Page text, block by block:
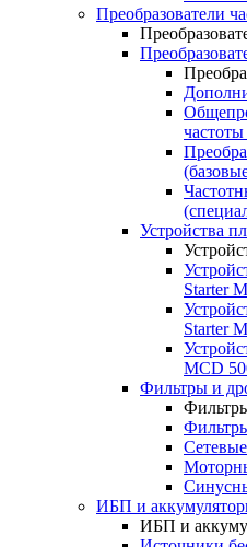
Преобразователи
Устройства
Starter
Starter
MCD
Фильтры и
ИБП и
ИБП и